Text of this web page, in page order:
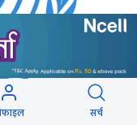
भन्दै
सर्च